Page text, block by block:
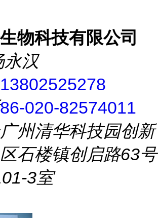
物科技有限公司
永汉
13802525278
86-020-82574011
广州清华科技园创新
石楼镇创启路63号
3室